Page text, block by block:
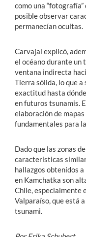
como una
posible observar
permanecían ocultas.
Carvajal explicó,
el océano durante un
ventana indirecta
Tierra sólida, lo que
exactitud hasta
en futuros tsunamis.
elaboración de
fundamentales para
Dado que las zonas
características
hallazgos obtenidos
en Kamchatka son
Chile, especialmente
Valparaíso, que está
tsunami.